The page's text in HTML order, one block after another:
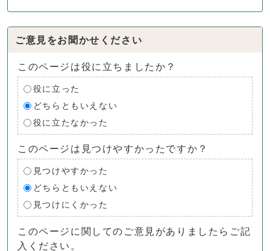
ご意見をお聞かせください
このページは役に立ちましたか？
役に立った
どちらともいえない
役に立たなかった
このページは見つけやすかったですか？
見つけやすかった
どちらともいえない
見つけにくかった
このページに関してのご意見がありましたらご記
入ください。